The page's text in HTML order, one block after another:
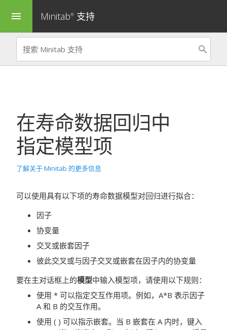
menu Minitab® 支持
在寿命数据回归中
指定模型项
了解关于 Minitab 的更多信息
可以使用具有以下项的寿命数据模型对回归进行拟合：
因子
协变量
交叉或嵌套因子
彼此交叉或与因子交叉或嵌套在因子内的协变量
要在主对话框上的模型中输入模型项，请使用以下规则：
使用 * 可以指定交互作用项。例如，A*B 表示因子
A 和 B 的交互作用。
使用 ( ) 可以指示嵌套。当 B 嵌套在 A 内时，键入